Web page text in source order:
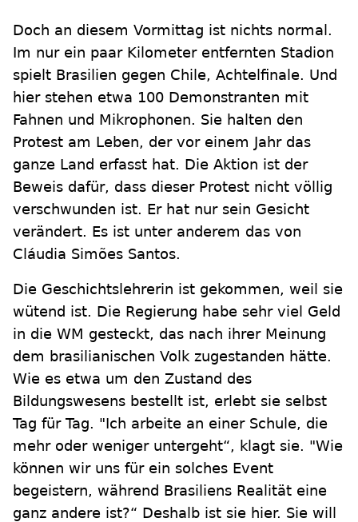
Doch an diesem Vormittag ist nichts normal.
Im nur ein paar Kilometer entfernten Stadion
spielt Brasilien gegen Chile, Achtelfinale. Und
hier stehen etwa 100 Demonstranten mit
Fahnen und Mikrophonen. Sie halten den
Protest am Leben, der vor einem Jahr das
ganze Land erfasst hat. Die Aktion ist der
Beweis dafür, dass dieser Protest nicht völlig
verschwunden ist. Er hat nur sein Gesicht
verändert. Es ist unter anderem das von
Cláudia Simões Santos.
Die Geschichtslehrerin ist gekommen, weil sie
wütend ist. Die Regierung habe sehr viel Geld
in die WM gesteckt, das nach ihrer Meinung
dem brasilianischen Volk zugestanden hätte.
Wie es etwa um den Zustand des
Bildungswesens bestellt ist, erlebt sie selbst
Tag für Tag. "Ich arbeite an einer Schule, die
mehr oder weniger untergeht“, klagt sie. "Wie
können wir uns für ein solches Event
begeistern, während Brasiliens Realität eine
ganz andere ist?“ Deshalb ist sie hier. Sie will